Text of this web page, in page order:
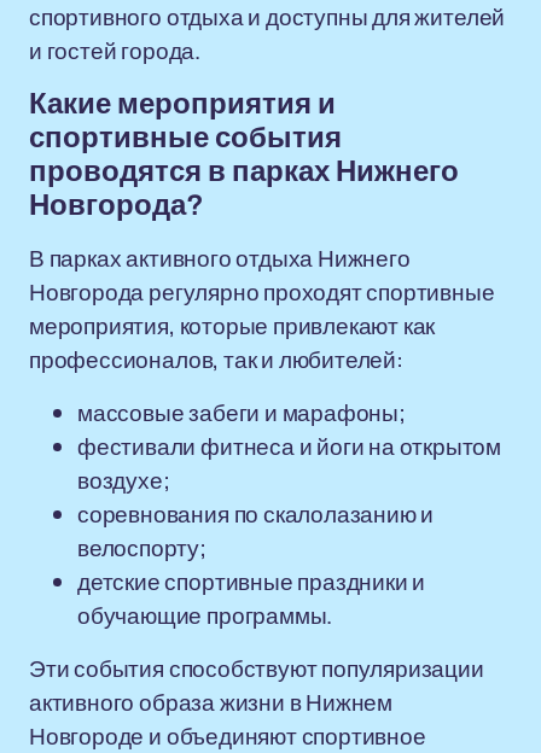
спортивного отдыха и доступны для жителей
и гостей города.
Какие мероприятия и
спортивные события
проводятся в парках Нижнего
Новгорода?
В парках активного отдыха Нижнего
Новгорода регулярно проходят спортивные
мероприятия, которые привлекают как
профессионалов, так и любителей:
массовые забеги и марафоны;
фестивали фитнеса и йоги на открытом
воздухе;
соревнования по скалолазанию и
велоспорту;
детские спортивные праздники и
обучающие программы.
Эти события способствуют популяризации
активного образа жизни в Нижнем
Новгороде и объединяют спортивное